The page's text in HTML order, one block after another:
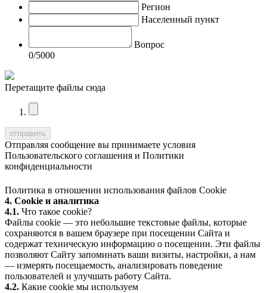
Регион
Населенный пункт
Вопрос
0/5000
Перетащите файлы сюда
Отправляя сообщение вы принимаете условия
Пользовательского соглашения и Политики
конфиденциальности
Политика в отношении использования файлов Cookie
4. Cookie и аналитика
4.1. Что такое cookie?
Файлы cookie — это небольшие текстовые файлы, которые
сохраняются в вашем браузере при посещении Сайта и
содержат техническую информацию о посещении. Эти файлы
позволяют Сайту запоминать ваши визиты, настройки, а нам
— измерять посещаемость, анализировать поведение
пользователей и улучшать работу Сайта.
4.2. Какие cookie мы используем